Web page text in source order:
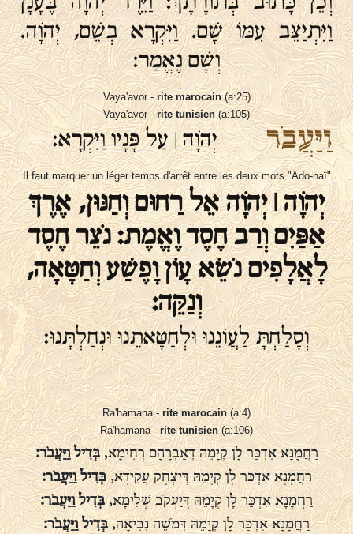
וַיִּתְיַצֵּב עִמּוֹ שָׁם. וַיִּקְרָא בְשֵׁם, יְהֹוָה.
וְשָׁם נֶאֱמַר:
Vaya'avor -rite marocain(a:25)
Vaya'avor -rite tunisien(a:105)
וַיַּעֲבֹר יְהֹוָה ׀ עַל פָּנָיו וַיִּקְרָא:
Il faut marquer un léger temps d'arrêt entre les deux mots "Ado-naï"
יְהֹוָה | יְהֹוָה אֵל רַחוּם וְחַנּוּן, אֶרֶךְ
אַפַּיִם וְרַב חֶסֶד וֶאֱמֶת: נֹצֵר חֶסֶד
לָאֲלָפִים נֹשֵׂא עָוֹן וָפֶשַׁע וְחַטָּאָה,
וְנַקֵּה:
וְסָלַחְתָּ לַעֲוֹנֵנוּ וּלְחַטָּאתֵנוּ וּנְחַלְתָּנוּ:
Ra'hamana - rite marocain(a:4)
Ra'hamana - rite tunisien(a:106)
רַחֲמָנָא אִדְכַּר לָן קְיָמֵהּ דְּאַבְרָהָם רְחִימָא,בְּדִיל וַיַּעֲבֹר:
רַחֲמָנָא אִדְכַּר לָן קְיָמֵהּ דְּיִצְחָק עֲקִידָא,בְּדִיל וַיַּעֲבֹר:
רַחֲמָנָא אִדְכַּר לָן קְיָמֵהּ דְּיַעֲקֹב שְׁלִימָא,בְּדִיל וַיַּעֲבֹר:
רַחֲמָנָא אִדְכַּר לָן קְיָמֵהּ דְּמֹשֶׁה נְבִיאָה,בְּדִיל וַיַּעֲבֹר: